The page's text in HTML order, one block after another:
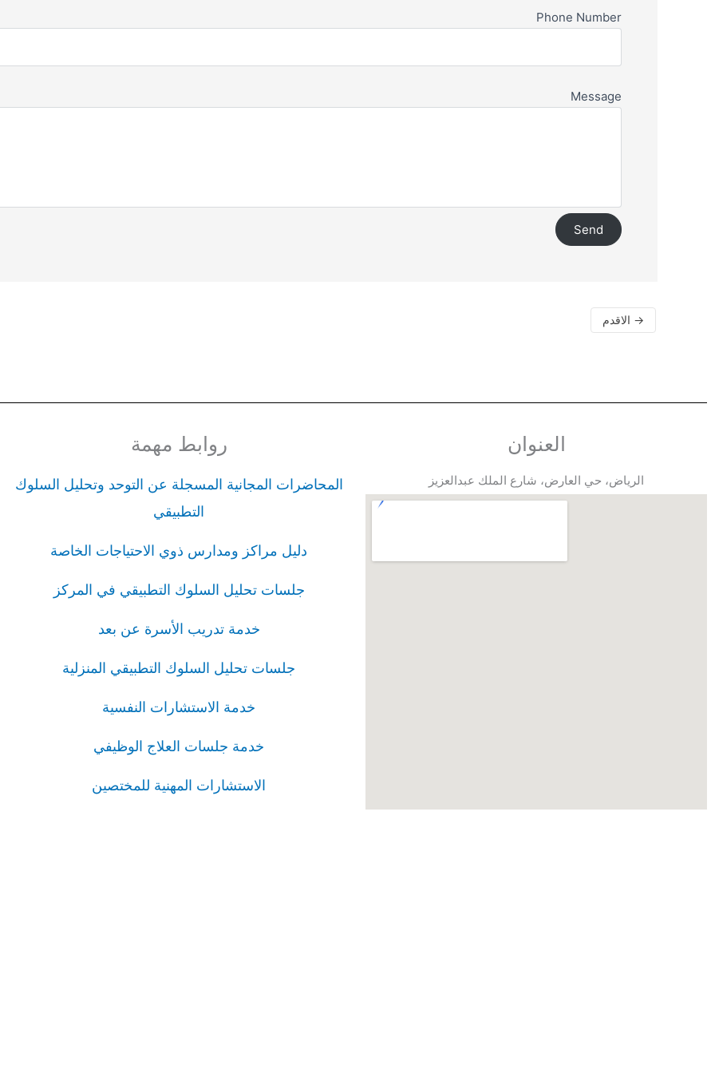
Phone Number
Message
→ الاقدم
العنوان
الرياض، حي العارض، شارع الملك عبدالعزيز
روابط مهمة
المحاضرات المجانية المسجلة عن التوحد وتحليل السلوك
التطبيقي
دليل مراكز ومدارس ذوي الاحتياجات الخاصة
جلسات تحليل السلوك التطبيقي في المركز
خدمة تدريب الأسرة عن بعد
جلسات تحليل السلوك التطبيقي المنزلية
خدمة الاستشارات النفسية
خدمة جلسات العلاج الوظيفي
الاستشارات المهنية للمختصين